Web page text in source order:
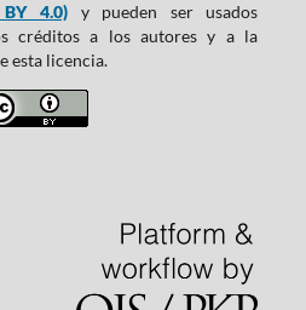
4.0) y pueden ser usados
créditos a los autores y a la
esta licencia.